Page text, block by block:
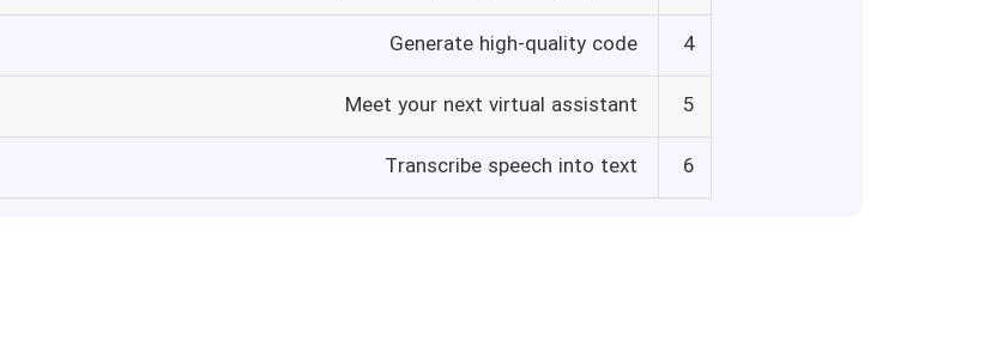
4
Generate high-quality code
5
Meet your next virtual assistant
6
Transcribe speech into text